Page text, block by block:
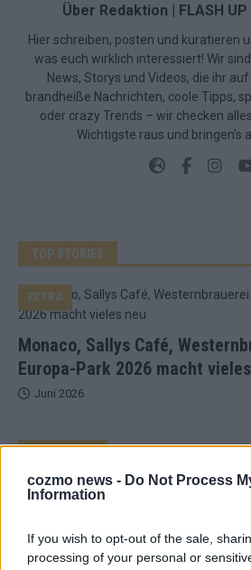
cozmo news - Do Not Process
Information
If you wish to opt-out of the sale,
processing of your personal or
Über Redaktion | FLASH UP
Hier schreiben, posten und kuratieren
was euch wirklich interessiert! Wir
News, Storys und Videos, die ihr auf
brandheiße Nachrichten, coole Tipps,
oder crazy Trends – wir checken
Wichtigste raus und bringen’s
TOP STORIES
Monaco, Sallys Café,
Europa-Park 2026 macht
EXTRA
Juni 2026
DARA gewinnt verdient, Israel
Mai 2026